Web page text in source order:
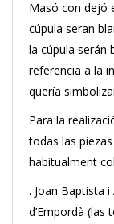
Masó con dejó
cúpula seran
la cúpula serán
referencia a la
quería
Para la
todas las
habitualment
. Joan Baptista
d’Empordà